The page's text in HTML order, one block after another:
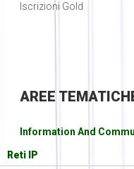
Iscrizioni Gold
AREE
Information And
Reti IP